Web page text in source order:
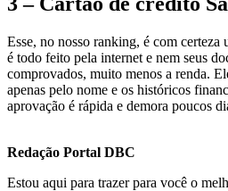
Esse, no nosso ranking, é com
é todo feito pela internet e nem seus
comprovados, muito menos a renda.
apenas pelo nome e os históricos
aprovação é rápida e demora poucos
Redação Portal DBC
Estou aqui para trazer para você o